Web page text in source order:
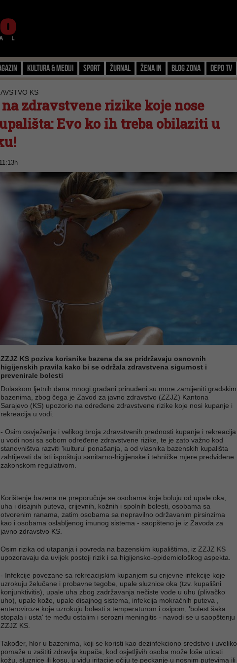
Kultura & Mediji Sport Žurnal Žena IN Blog zona Depo TV
KS
zdravstvene rizike koje nose
Evo ko ih treba obilaziti u
ZZJZ KS poziva korisnike bazena da se pridržavaju osnovnih
higijenskih pravila kako bi se održala zdravstvena sigurnost i
prevenirale bolesti
Dolaskom ljetnih dana mnogi građani prinuđeni su more zamijeniti gradskim
bazenima, zbog čega je Zavod za javno zdravstvo (ZZJZ) Kantona
Sarajevo (KS) upozorio na određene zdravstvene rizike koje nosi kupanje i
rekreacija u vodi.
- Osim osvježenja i velikog broja zdravstvenih prednosti kupanje i rekreacija
u vodi nosi sa sobom određene zdravstvene rizike, te je zato važno kod
stanovništva razviti 'kulturu' ponašanja, a od vlasnika bazenskih kupališta
zahtijevati da isti ispoštuju sanitarno-higijenske i tehničke mjere predviđene
zakonskom regulativom.
Korištenje bazena ne preporučuje se osobama koje boluju od upale oka,
uha i disajnih puteva, crijevnih, kožnih i spolnih bolesti, osobama sa
otvorenim ranama, zatim osobama sa nepravilno održavanim pirsinzima
kao i osobama oslabljenog imunog sistema - saopšteno je iz Zavoda za
javno zdravstvo KS.
Osim rizika od utapanja i povreda na bazenskim kupalištima, iz ZZJZ KS
upozoravaju da uvijek postoji rizik i sa higijensko-epidemiološkog aspekta.
- Infekcije povezane sa rekreacijskim kupanjem su crijevne infekcije koje
uzrokuju želučane i probavne tegobe, upale sluznice oka (tzv. kupališni
konjunktivitis), upale uha zbog zadržavanja nečiste vode u uhu (plivačko
uho), upale kože, upale disajnog sistema, infekcija mokraćnih puteva ,
enteroviroze koje uzrokuju bolesti s temperaturom i osipom, 'bolest šaka
stopala i usta' te među ostalim i serozni meningitis - navodi se u saopštenju
ZZJZ KS.
Također, hlor u bazenima, koji se koristi kao dezinfekciono sredstvo i uveliko
pomaže u zaštiti zdravlja kupača, kod osjetljivih osoba može loše uticati
kožu, sluznice ili kosu, u vidu iritacije očiju te peckanje u nosnim putevima ili